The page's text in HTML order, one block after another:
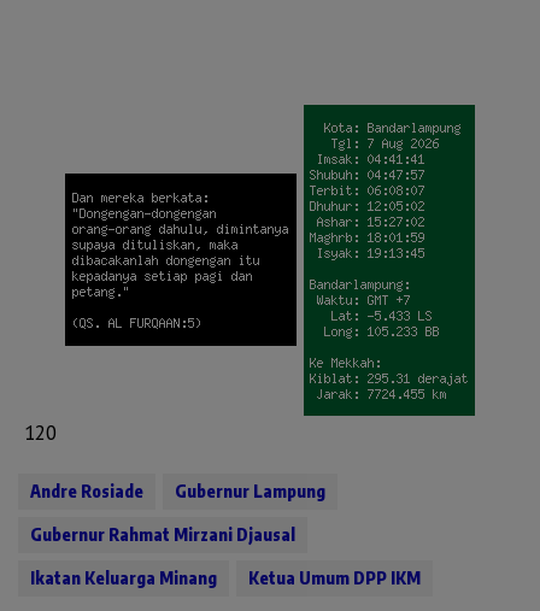
120
Andre Rosiade Gubernur Lampung
Gubernur Rahmat Mirzani Djausal
Ikatan Keluarga Minang Ketua Umum DPP IKM